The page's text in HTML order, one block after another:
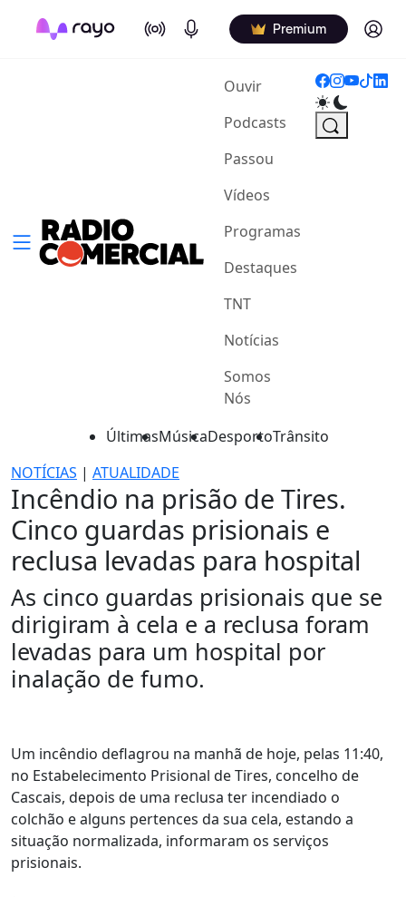
On Air Podcasts Premium Log in
Ouvir(current)
Podcasts
Passou
Vídeos
Programas
Destaques
TNT
Notícias
Somos
Nós
ÚltimasMúsicaDesportoTrânsito
NOTÍCIAS | ATUALIDADE
Incêndio na prisão de Tires.
Cinco guardas prisionais e
reclusa levadas para hospital
As cinco guardas prisionais que se
dirigiram à cela e a reclusa foram
levadas para um hospital por
inalação de fumo.
Um incêndio deflagrou na manhã de hoje, pelas 11:40,
no Estabelecimento Prisional de Tires, concelho de
Cascais, depois de uma reclusa ter incendiado o
colchão e alguns pertences da sua cela, estando a
situação normalizada, informaram os serviços
prisionais.